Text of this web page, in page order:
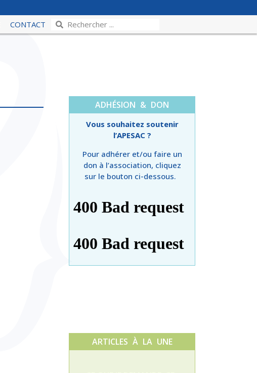
CONTACT
ADHÉSION & DON
Vous souhaitez soutenir
l’APESAC ?
Pour adhérer et/ou faire un
don à l’association, cliquez
sur le bouton ci-dessous.
ARTICLES À LA UNE